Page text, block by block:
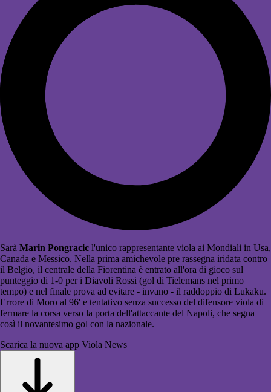
Sarà Marin Pongracic l'unico rappresentante viola ai Mondiali in Usa,
Canada e Messico. Nella prima amichevole pre rassegna iridata contro
il Belgio, il centrale della Fiorentina è entrato all'ora di gioco sul
punteggio di 1-0 per i Diavoli Rossi (gol di Tielemans nel primo
tempo) e nel finale prova ad evitare - invano - il raddoppio di Lukaku.
Errore di Moro al 96' e tentativo senza successo del difensore viola di
fermare la corsa verso la porta dell'attaccante del Napoli, che segna
così il novantesimo gol con la nazionale.
Scarica la nuova app Viola News